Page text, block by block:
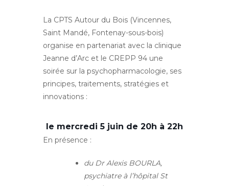
La CPTS Autour du Bois (Vincennes,
Saint Mandé, Fontenay-sous-bois)
organise en partenariat avec la clinique
Jeanne d’Arc et le CREPP 94 une
soirée sur la psychopharmacologie, ses
principes, traitements, stratégies et
innovations :
le mercredi 5 juin de 20h à 22h
En présence :
du Dr Alexis BOURLA,
psychiatre à l’hôpital St